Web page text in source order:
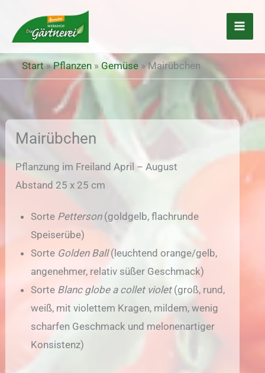
Inhalt
springen
Start»Pflanzen »Gemüse»Mairübchen
Mairübchen
Pflanzung im Freiland April – August
Abstand 25 x 25 cm
Sorte Petterson(goldgelb, flachrunde
Speiserübe)
Sorte Golden Ball(leuchtend orange/gelb,
angenehmer, relativ süßer Geschmack)
Sorte Blanc globe a collet violet(groß, rund,
weiß, mit violettem Kragen, mildem, wenig
scharfen Geschmack und melonenartiger
Konsistenz)